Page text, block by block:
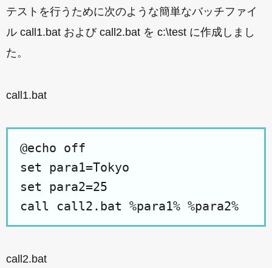
テストを行うために次のような簡単なバッチファイ
ル call1.bat および call2.bat を c:\test に作成しまし
た。
call1.bat
@echo off
set para1=Tokyo
set para2=25
call call2.bat %para1% %para2%
call2.bat